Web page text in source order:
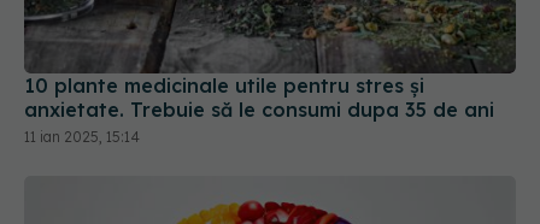
10 plante medicinale utile pentru stres și
anxietate. Trebuie să le consumi dupa 35 de ani
11 ian 2025, 15:14